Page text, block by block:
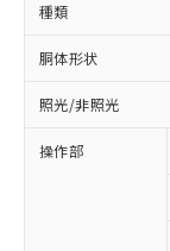
種類
胴体形状
照光/非照光
操作部